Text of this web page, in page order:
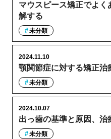
マウスピース矯正でよく
解する
未分類
顎関節症に対する矯正治
2024.11.10
未分類
出っ歯の基準と原因、治
2024.10.07
未分類